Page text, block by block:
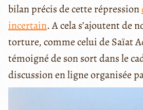
bilan précis de cette répression
incertain. A cela s’ajoutent de
torture, comme celui de Saïat
témoigné de son sort dans le
discussion en ligne organisée